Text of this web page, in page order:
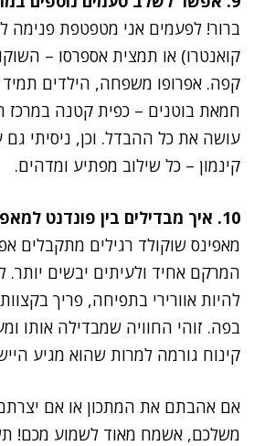
ברור! לפעמים אני מטפטפת פנימה
קואנטרו) או תמצית אספרסו –
קפה. אפרופו משפחה, הילדים
חמאת בוטנים – כפית קטנה במרכז
עושה את כל ההבדל. וכן, ניסיתי גם
קינמון – כל שילוב מפתיע ומדהים.
10. איך מבדילים בין פונדנט למאפינס שוקולד?
מאפינס שוקולד רגילים מתקבלים
המרקם אחיד ולעיתים יבשים יותר.
להיות אוורירי בתפיחה, פריך
בפה. זוהי החוויה שמבדילה אותו
קינוח גורמה למרות שהוא מגיע
אם אהבתם את המתכון או אם
משלכם, אשמח מאוד לשמוע מכם!